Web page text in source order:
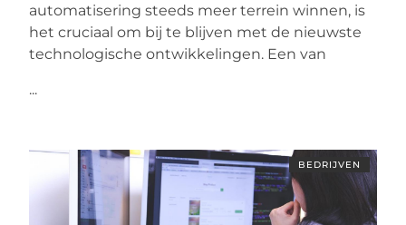
automatisering steeds meer terrein winnen, is
het cruciaal om bij te blijven met de nieuwste
technologische ontwikkelingen. Een van
...
BEDRIJVEN